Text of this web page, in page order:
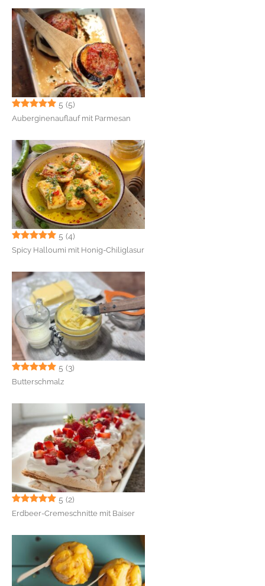
5 (5)
Auberginenauflauf mit Parmesan
5 (4)
Spicy Halloumi mit Honig-Chiliglasur
5 (3)
Butterschmalz
5 (2)
Erdbeer-Cremeschnitte mit Baiser